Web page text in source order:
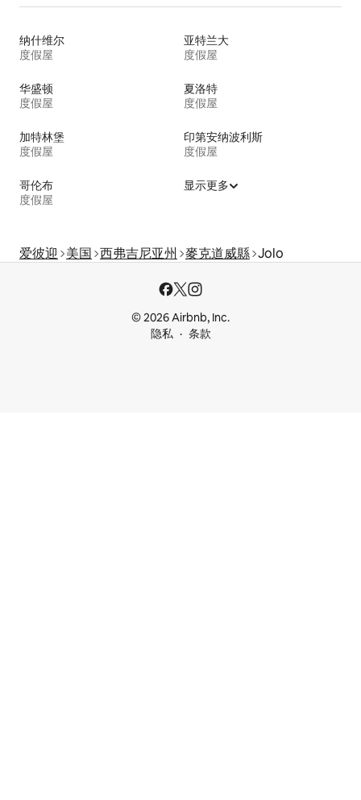
纳什维尔
度假屋
亚特兰大
度假屋
华盛顿
度假屋
夏洛特
度假屋
加特林堡
度假屋
印第安纳波利斯
度假屋
哥伦布
度假屋
显示更多
爱彼迎 美国 西弗吉尼亚州 麥克道威縣 Jolo
© 2026 Airbnb, Inc.
隐私
条款